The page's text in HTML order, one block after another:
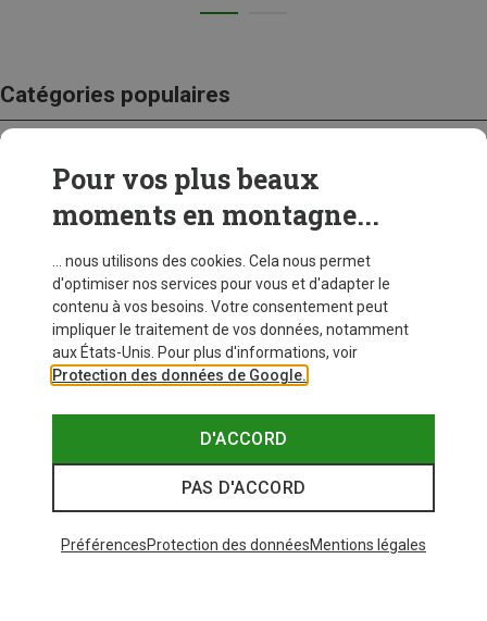
Catégories populaires
CRAMPONS
Pour vos plus beaux
moments en montagne...
... nous utilisons des cookies. Cela nous permet
d'optimiser nos services pour vous et d'adapter le
contenu à vos besoins. Votre consentement peut
impliquer le traitement de vos données, notamment
aux États-Unis. Pour plus d'informations, voir
Protection des données de Google.
D'ACCORD
PAS D'ACCORD
PréférencesProtection des donnéesMentions légales